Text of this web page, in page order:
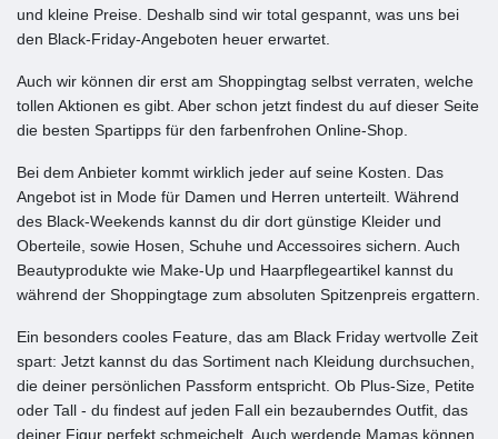
und kleine Preise. Deshalb sind wir total gespannt, was uns bei
den Black-Friday-Angeboten heuer erwartet.
Auch wir können dir erst am Shoppingtag selbst verraten, welche
tollen Aktionen es gibt. Aber schon jetzt findest du auf dieser Seite
die besten Spartipps für den farbenfrohen Online-Shop.
Bei dem Anbieter kommt wirklich jeder auf seine Kosten. Das
Angebot ist in Mode für Damen und Herren unterteilt. Während
des Black-Weekends kannst du dir dort günstige Kleider und
Oberteile, sowie Hosen, Schuhe und Accessoires sichern. Auch
Beautyprodukte wie Make-Up und Haarpflegeartikel kannst du
während der Shoppingtage zum absoluten Spitzenpreis ergattern.
Ein besonders cooles Feature, das am Black Friday wertvolle Zeit
spart: Jetzt kannst du das Sortiment nach Kleidung durchsuchen,
die deiner persönlichen Passform entspricht. Ob Plus-Size, Petite
oder Tall - du findest auf jeden Fall ein bezauberndes Outfit, das
deiner Figur perfekt schmeichelt. Auch werdende Mamas können